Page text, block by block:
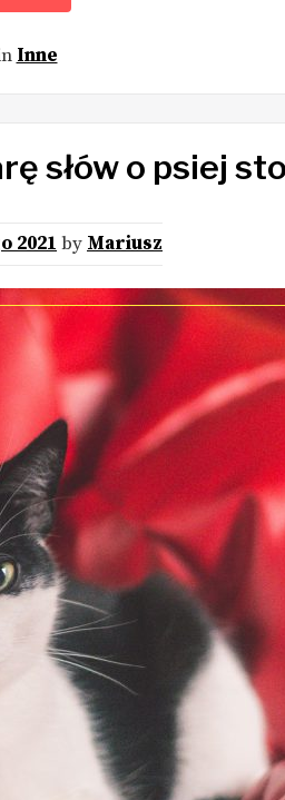
Inne
słów o psiej
2021 by Mariusz